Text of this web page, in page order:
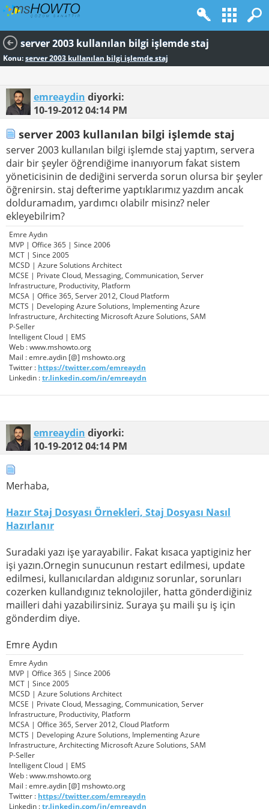
server 2003 kullanılan bilgi işlemde staj
Konu:server 2003 kullanılan bilgi işlemde staj
emreaydin diyorki:
10-19-201204:14 PM
server 2003 kullanılan bilgi işlemde staj
server 2003 kullanılan bilgi işlemde staj yaptım, servera
dair bir şeyler öğrendiğime inanıyorum fakat sistem
yöneticisinin de dediğini serverda sorun olursa bir şeyler
öğrenirsin. staj defterime yaptıklarımız yazdım ancak
dolduramadım, yardımcı olabilr misinz? neler
ekleyebilrim?
Emre Aydın
MVP | Office 365 | Since 2006
MCT | Since 2005
MCSD | Azure Solutions Architect
MCSE | Private Cloud, Messaging, Communication, Server
Infrastructure, Productivity, Platform
MCSA | Office 365, Server 2012, Cloud Platform
MCTS | Developing Azure Solutions, Implementing Azure
Infrastructure, Architecting Microsoft Azure Solutions, SAM
P-Seller
Intelligent Cloud | EMS
Web : www.mshowto.org
Mail : emre.aydin [@] mshowto.org
Twitter : https://twitter.com/emreaydn
Linkedin :tr.linkedin.com/in/emreaydn
emreaydin diyorki:
10-19-201204:14 PM
Merhaba,
Hazır Staj Dosyası Örnekleri, Staj Dosyası Nasıl
Hazırlanır
Suradaki yazı işe yarayabilir. Fakat kısaca yaptiginiz her
işi yazın.Ornegin sunucunun restart edilmesi, update
edilmesi, kullanıcılardan aldıgınız sorunlar, sorunları
cozerken kullandıgınız teknolojiler, hatta gönderdiğiniz
mailleri dahi yazabilirsiniz. Suraya şu maili şu iş için
gönderdim diye.
Emre Aydın
Emre Aydın
MVP | Office 365 | Since 2006
MCT | Since 2005
MCSD | Azure Solutions Architect
MCSE | Private Cloud, Messaging, Communication, Server
Infrastructure, Productivity, Platform
MCSA | Office 365, Server 2012, Cloud Platform
MCTS | Developing Azure Solutions, Implementing Azure
Infrastructure, Architecting Microsoft Azure Solutions, SAM
P-Seller
Intelligent Cloud | EMS
Web : www.mshowto.org
Mail : emre.aydin [@] mshowto.org
Twitter : https://twitter.com/emreaydn
Linkedin :tr.linkedin.com/in/emreaydn